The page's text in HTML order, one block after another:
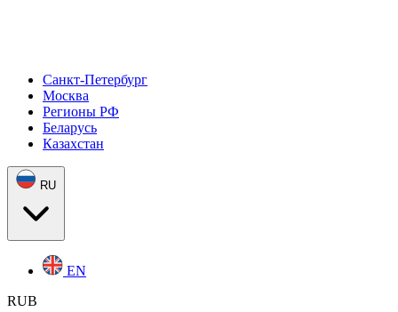
Санкт-Петербург
Москва
Регионы РФ
Беларусь
Казахстан
RU
EN
RUB